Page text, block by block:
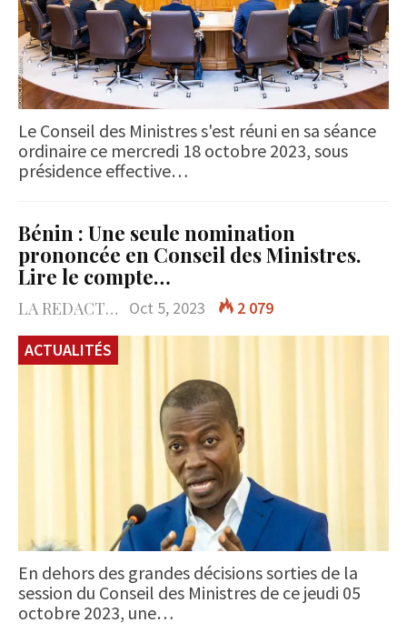
Le Conseil des Ministres s'est réuni en sa séance
ordinaire ce mercredi 18 octobre 2023, sous
présidence effective…
Bénin : Une seule nomination
prononcée en Conseil des Ministres.
Lire le compte…
LA REDACTION Oct 5, 2023
2 079
ACTUALITÉS
En dehors des grandes décisions sorties de la
session du Conseil des Ministres de ce jeudi 05
octobre 2023, une…